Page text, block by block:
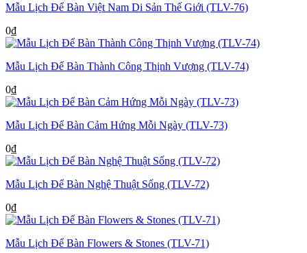
Mẫu Lịch Để Bàn Việt Nam Di Sản Thế Giới (TLV-76)
0₫
Mẫu Lịch Để Bàn Thành Công Thịnh Vượng (TLV-74)
0₫
Mẫu Lịch Để Bàn Cảm Hứng Mỗi Ngày (TLV-73)
0₫
Mẫu Lịch Để Bàn Nghệ Thuật Sống (TLV-72)
0₫
Mẫu Lịch Để Bàn Flowers & Stones (TLV-71)